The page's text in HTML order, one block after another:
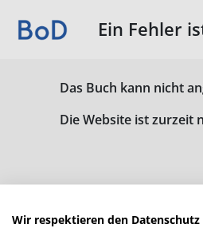
Ein Fehler
Das Buch kann nicht
Die Website ist zurzeit
Wir respektieren den Datenschutz